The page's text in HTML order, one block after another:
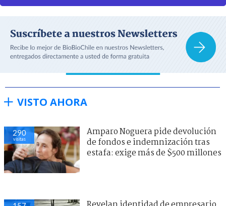
VISTO AHORA
290
visitas
Amparo Noguera pide devolución
de fondos e indemnización tras
estafa: exige más de $500 millones